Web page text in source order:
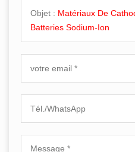
Objet : Matériaux De
Batteries Sodium-Ion